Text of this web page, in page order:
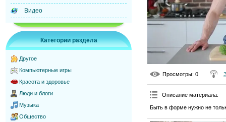
Видео
Категории раздела
Другое
Компьютерные игры
Красота и здоровье
Люди и блоги
Музыка
Общество
Просмотры: 0
Описание материала:
Быть в форме нужно не